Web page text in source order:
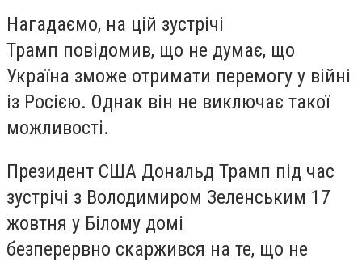
Нагадаємо, на цій зустрічі
Трамп повідомив, що не думає, що
Україна зможе отримати перемогу у війні
із Росією. Однак він не виключає такої
можливості.
Президент США Дональд Трамп під час
зустрічі з Володимиром Зеленським 17
жовтня у Білому домі
безперервно скаржився на те, що не